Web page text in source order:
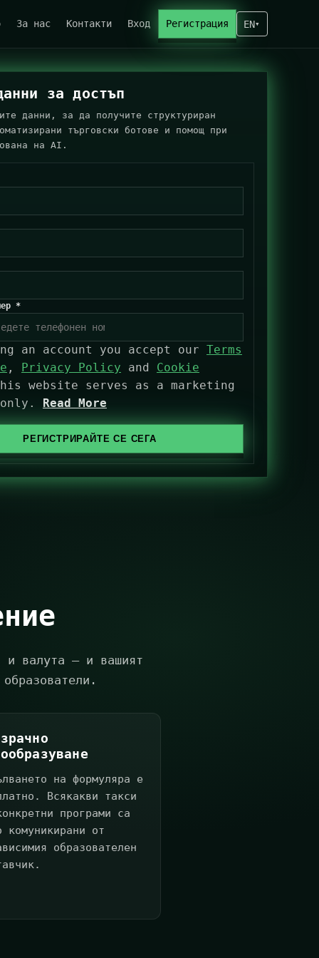
За нас Контакти Вход Регистрация EN▾
за достъп
данни, за да получите структуриран
търговски ботове и помощ при
на AI.
*
an account you accept our Terms
, Privacy Policy and Cookie
website serves as a marketing
Read More
РЕГИСТРИРАЙТЕ СЕ СЕГА
и валута — и вашият
на формуляра е
Всякакви такси
програми са
комуникирани от
образователен